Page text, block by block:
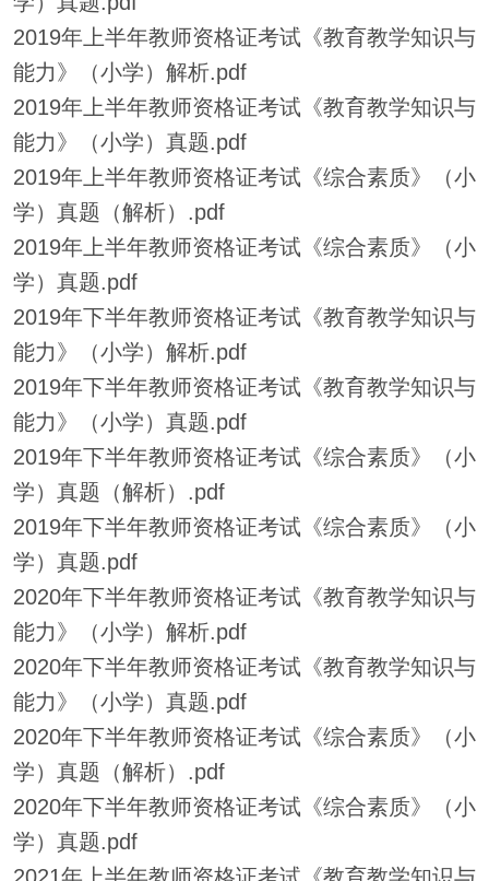
2019年上半年教师资格证考试《教育教学知识与
能力》（小学）解析.pdf
2019年上半年教师资格证考试《教育教学知识与
能力》（小学）真题.pdf
2019年上半年教师资格证考试《综合素质》（小
学）真题（解析）.pdf
2019年上半年教师资格证考试《综合素质》（小
学）真题.pdf
2019年下半年教师资格证考试《教育教学知识与
能力》（小学）解析.pdf
2019年下半年教师资格证考试《教育教学知识与
能力》（小学）真题.pdf
2019年下半年教师资格证考试《综合素质》（小
学）真题（解析）.pdf
2019年下半年教师资格证考试《综合素质》（小
学）真题.pdf
2020年下半年教师资格证考试《教育教学知识与
能力》（小学）解析.pdf
2020年下半年教师资格证考试《教育教学知识与
能力》（小学）真题.pdf
2020年下半年教师资格证考试《综合素质》（小
学）真题（解析）.pdf
2020年下半年教师资格证考试《综合素质》（小
学）真题.pdf